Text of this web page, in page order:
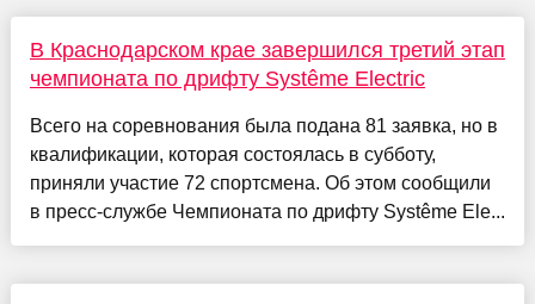
В Краснодарском крае завершился третий этап
чемпионата по дрифту Systême Electric
Всего на соревнования была подана 81 заявка, но в
квалификации, которая состоялась в субботу,
приняли участие 72 спортсмена. Об этом сообщили
в пресс-службе Чемпионата по дрифту Systême Ele...